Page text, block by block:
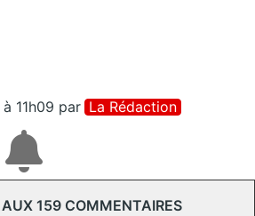
11h09 par La Rédaction
159 COMMENTAIRES